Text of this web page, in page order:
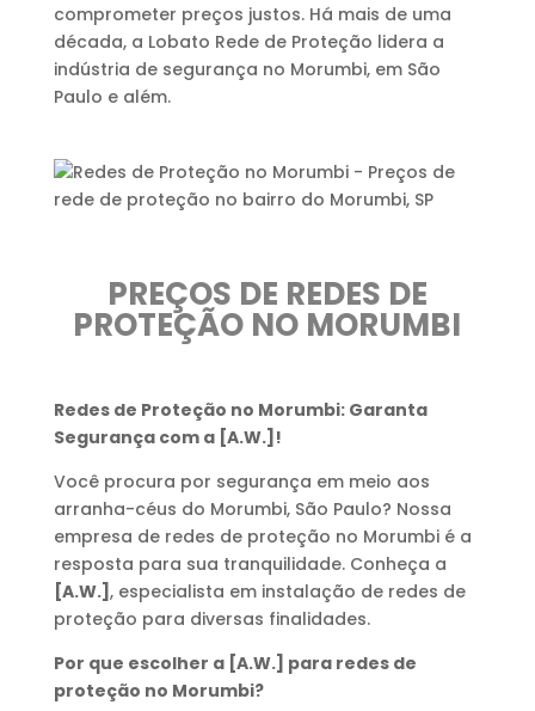
comprometer preços justos. Há mais de uma
década, a Lobato Rede de Proteção lidera a
indústria de segurança no Morumbi, em São
Paulo e além.
PREÇOS DE REDES DE
PROTEÇÃO NO MORUMBI
Redes de Proteção no Morumbi: Garanta
Segurança com a [A.W.]!
Você procura por segurança em meio aos
arranha-céus do Morumbi, São Paulo? Nossa
empresa de redes de proteção no Morumbi é a
resposta para sua tranquilidade. Conheça a
[A.W.] , especialista em instalação de redes de
proteção para diversas finalidades.
Por que escolher a [A.W.] para redes de
proteção no Morumbi?